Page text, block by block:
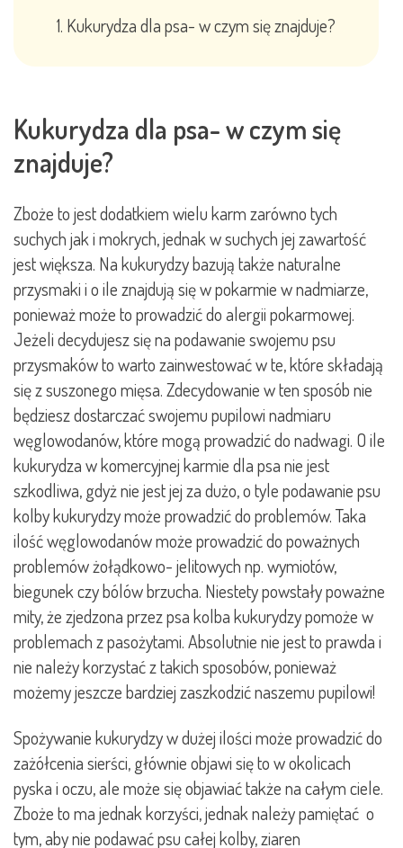
Kukurydza dla psa- w czym się znajduje?
Kukurydza dla psa- w czym się
znajduje?
Zboże to jest dodatkiem wielu karm zarówno tych
suchych jak i mokrych, jednak w suchych jej zawartość
jest większa. Na kukurydzy bazują także naturalne
przysmaki i o ile znajdują się w pokarmie w nadmiarze,
ponieważ może to prowadzić do alergii pokarmowej.
Jeżeli decydujesz się na podawanie swojemu psu
przysmaków to warto zainwestować w te, które składają
się z suszonego mięsa. Zdecydowanie w ten sposób nie
będziesz dostarczać swojemu pupilowi nadmiaru
węglowodanów, które mogą prowadzić do nadwagi. O ile
kukurydza w komercyjnej karmie dla psa nie jest
szkodliwa, gdyż nie jest jej za dużo, o tyle podawanie psu
kolby kukurydzy może prowadzić do problemów. Taka
ilość węglowodanów może prowadzić do poważnych
problemów żołądkowo- jelitowych np. wymiotów,
biegunek czy bólów brzucha. Niestety powstały poważne
mity, że zjedzona przez psa kolba kukurydzy pomoże w
problemach z pasożytami. Absolutnie nie jest to prawda i
nie należy korzystać z takich sposobów, ponieważ
możemy jeszcze bardziej zaszkodzić naszemu pupilowi!
Spożywanie kukurydzy w dużej ilości może prowadzić do
zażółcenia sierści, głównie objawi się to w okolicach
pyska i oczu, ale może się objawiać także na całym ciele.
Zboże to ma jednak korzyści, jednak należy pamiętać o
tym, aby nie podawać psu całej kolby, ziaren